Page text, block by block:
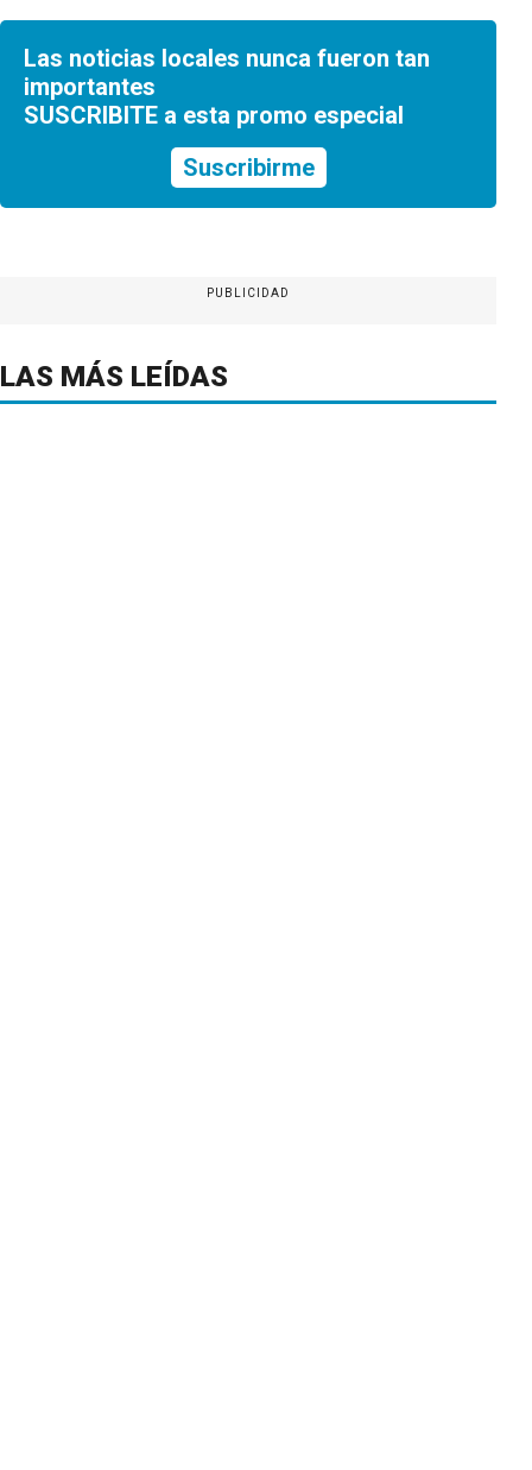
Las noticias locales nunca fueron tan
importantes
SUSCRIBITE a esta promo especial
Suscribirme
PUBLICIDAD
LAS MÁS LEÍDAS